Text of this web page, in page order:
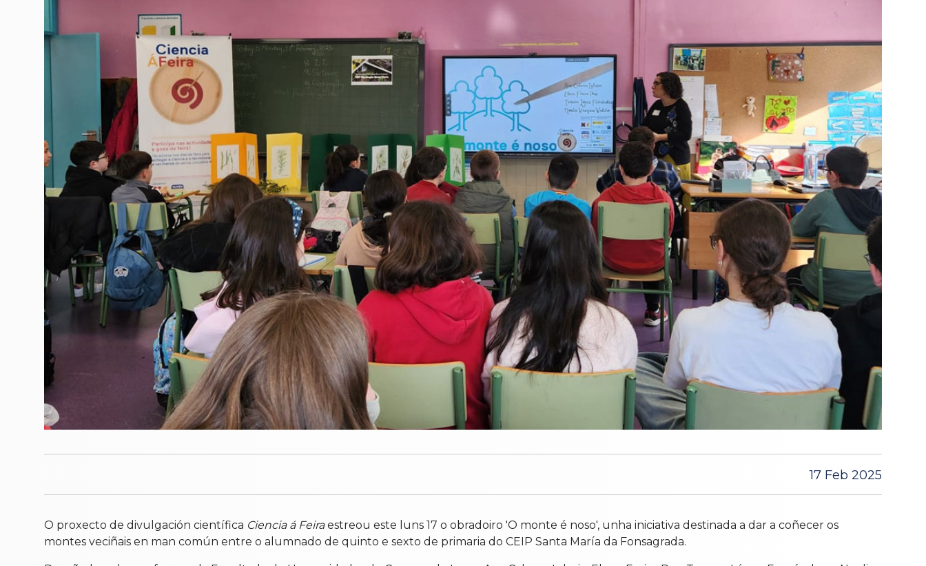
17 Feb 2025
O proxecto de divulgación científica Ciencia á Feiraestreou este luns 17 o obradoiro 'O monte é noso', unha iniciativa destinada a dar a coñecer os
montes veciñais en man común entre o alumnado de quinto e sexto de primaria do CEIP Santa María da Fonsagrada.